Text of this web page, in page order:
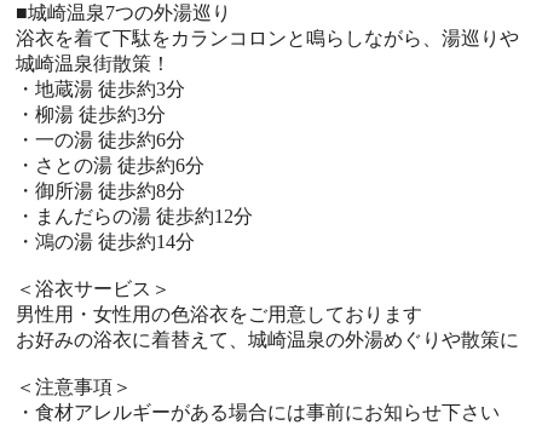
■城崎温泉7つの外湯巡り
浴衣を着て下駄をカランコロンと鳴らしながら、湯巡りや
城崎温泉街散策！
・地蔵湯 徒歩約3分
・柳湯 徒歩約3分
・一の湯 徒歩約6分
・さとの湯 徒歩約6分
・御所湯 徒歩約8分
・まんだらの湯 徒歩約12分
・鴻の湯 徒歩約14分
＜浴衣サービス＞
男性用・女性用の色浴衣をご用意しております
お好みの浴衣に着替えて、城崎温泉の外湯めぐりや散策に
＜注意事項＞
・食材アレルギーがある場合には事前にお知らせ下さい